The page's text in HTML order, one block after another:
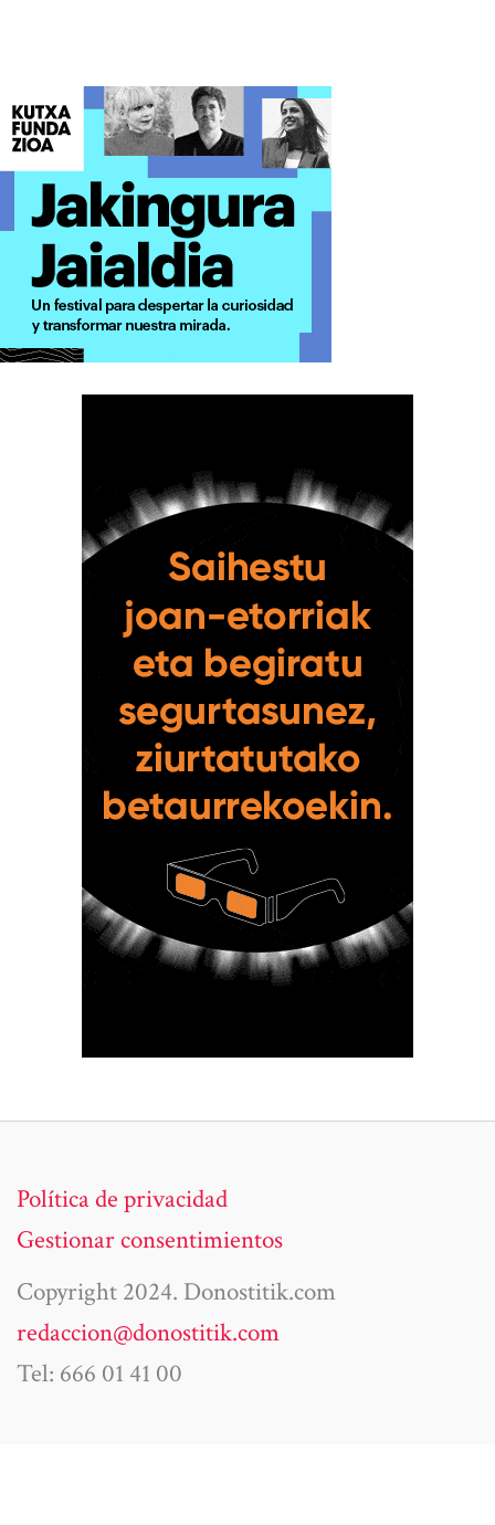
Política de privacidad
Gestionar consentimientos
Copyright 2024. Donostitik.com
redaccion@donostitik.com
Tel: 666 01 41 00